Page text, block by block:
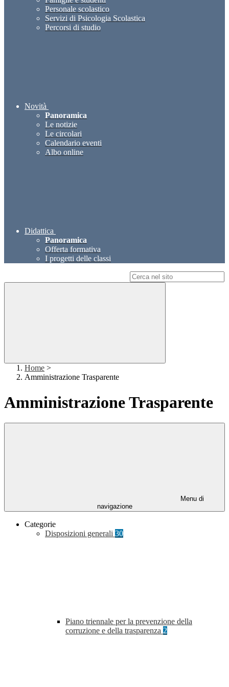
Personale scolastico
Servizi di Psicologia Scolastica
Percorsi di studio
Novità
Panoramica
Le notizie
Le circolari
Calendario eventi
Albo online
Didattica
Panoramica
Offerta formativa
I progetti delle classi
Home >
Amministrazione Trasparente
Amministrazione Trasparente
Menu di
navigazione
Categorie
Disposizioni generali 30
Piano triennale per la prevenzione della
corruzione e della trasparenza 2